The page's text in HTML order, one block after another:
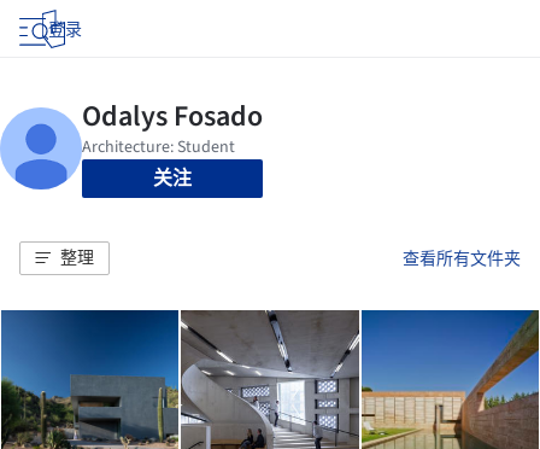
登录
关注
整理 查看所有文件夹